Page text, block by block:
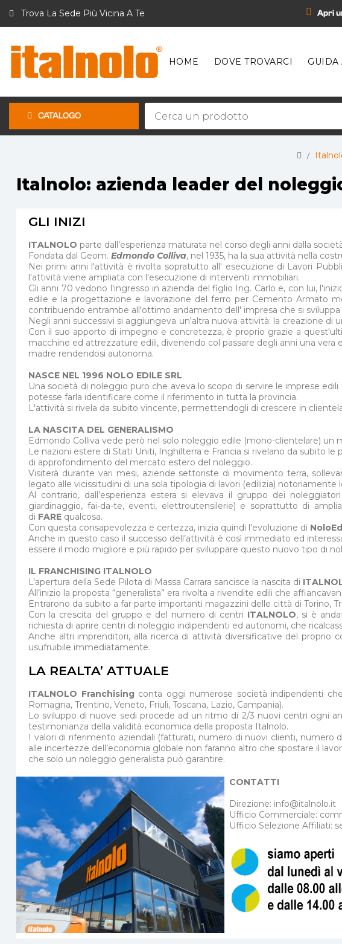
Trova La Sede Più Vicina A Te Apri
HOME DOVE TROVARCI GUIDA
CATALOGO
Italnolo: azienda leader del
GLI INIZI
ITALNOLO parte dall’esperienza maturata nel corso degli anni dalla
Fondata dal Geom. Edmondo Colliva, nel 1935, ha la sua attività nella
Nei primi anni l'attività è rivolta sopratutto all' esecuzione di Lavori
l'attività viene ampliata con l'esecuzione di interventi immobiliari.
Gli anni 70 vedono l'ingresso in azienda del figlio Ing. Carlo e, con lui,
edile e la progettazione e lavorazione del ferro per Cemento Armato
contribuendo entrambe all'ottimo andamento dell' impresa che si
Negli anni successivi si aggiungeva un'altra nuova attività: la creazione
Con il suo apporto di impegno e concretezza, è proprio grazie a
macchine ed attrezzature edili, divenendo col passare degli anni una
madre rendendosi autonoma.
NASCE NEL 1996 NOLO EDILE SRL
Una società di noleggio puro che aveva lo scopo di servire le imprese
potesse farla identificare come il riferimento in tutta la provincia.
L'attività si rivela da subito vincente, permettendogli di crescere in
LA NASCITA DEL GENERALISMO
Edmondo Colliva vede però nel solo noleggio edile (mono-clientelare)
Le nazioni estere di Stati Uniti, Inghilterra e Francia si rivelano da subito
di approfondimento del mercato estero del noleggio.
Visiterà durante vari mesi, aziende settoriste di movimento terra,
legato alle vicissitudini di una sola tipologia di lavori (edilizia)
Al contrario, dall’esperienza estera si elevava il gruppo dei
giardinaggio, fai-da-te, eventi, elettroutensilerie) e soprattutto di
di FARE qualcosa.
Con questa consapevolezza e certezza, inizia quindi l’evoluzione di
Anche in questo caso il successo dell’attività è così immediato ed
essere il modo migliore e più rapido per sviluppare questo nuovo tipo di
IL FRANCHISING ITALNOLO
L’apertura della Sede Pilota di Massa Carrara sancisce la nascita di
All’inizio la proposta “generalista” era rivolta a rivendite edili che
Entrarono da subito a far parte importanti magazzini delle città di Torino,
Con la crescita del gruppo e del numero di centri ITALNOLO, si è
richiesta di aprire centri di noleggio indipendenti ed autonomi, che
Anche altri imprenditori, alla ricerca di attività diversificative del proprio
usufruibile immediatamente.
LA REALTA’ ATTUALE
ITALNOLO Franchisingconta oggi numerose società indipendenti
Romagna, Trentino, Veneto, Friuli, Toscana, Lazio, Campania).
Lo sviluppo di nuove sedi procede ad un ritmo di 2/3 nuovi centri ogni
testimonianza della validità economica della proposta Italnolo.
I valori di riferimento aziendali (fatturati, numero di nuovi clienti,
alle incertezze dell’economia globale non faranno altro che spostare il
che solo un noleggio generalista può garantire.
CONTATTI
Direzione: info@italnolo.it
Ufficio Commerciale:
Ufficio Selezione Affiliati: